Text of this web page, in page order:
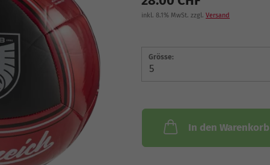
inkl. 8.1% MwSt. zzgl. Versand
Grösse:
In den Warenkorb